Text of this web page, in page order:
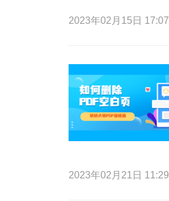
2023年02月15日 17:07
2023年02月21日 11:29